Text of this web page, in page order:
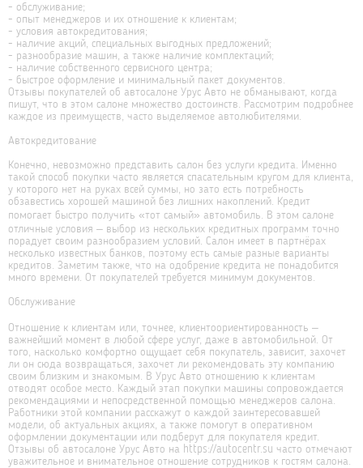
- обслуживание;
- опыт менеджеров и их отношение к клиентам;
- условия автокредитования;
- наличие акций, специальных выгодных предложений;
- разнообразие машин, а также наличие комплектаций;
- наличие собственного сервисного центра;
- быстрое оформление и минимальный пакет документов.
Отзывы покупателей об автосалоне Урус Авто не обманывают, когда
пишут, что в этом салоне множество достоинств. Рассмотрим подробнее
каждое из преимуществ, часто выделяемое автолюбителями.
Автокредитование
Конечно, невозможно представить салон без услуги кредита. Именно
такой способ покупки часто является спасательным кругом для клиента,
у которого нет на руках всей суммы, но зато есть потребность
обзавестись хорошей машиной без лишних накоплений. Кредит
помогает быстро получить «тот самый» автомобиль. В этом салоне
отличные условия – выбор из нескольких кредитных программ точно
порадует своим разнообразием условий. Салон имеет в партнёрах
несколько известных банков, поэтому есть самые разные варианты
кредитов. Заметим также, что на одобрение кредита не понадобится
много времени. От покупателей требуется минимум документов.
Обслуживание
Отношение к клиентам или, точнее, клиентоориентированность –
важнейший момент в любой сфере услуг, даже в автомобильной. От
того, насколько комфортно ощущает себя покупатель, зависит, захочет
ли он сюда возвращаться, захочет ли рекомендовать эту компанию
своим близким и знакомым. В Урус Авто отношению к клиентам
отводят особое место. Каждый этап покупки машины сопровождается
рекомендациями и непосредственной помощью менеджеров салона.
Работники этой компании расскажут о каждой заинтересовавшей
модели, об актуальных акциях, а также помогут в оперативном
оформлении документации или подберут для покупателя кредит.
Отзывы об автосалоне Урус Авто на https://autocentr.su часто отмечают
уважительное и внимательное отношение сотрудников к гостям салона.